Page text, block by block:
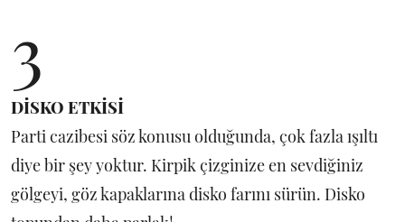
3
DİSKO ETKİSİ
Parti cazibesi söz konusu olduğunda, çok fazla ışıltı
diye bir şey yoktur. Kirpik çizginize en sevdiğiniz
gölgeyi, göz kapaklarına disko farını sürün. Disko